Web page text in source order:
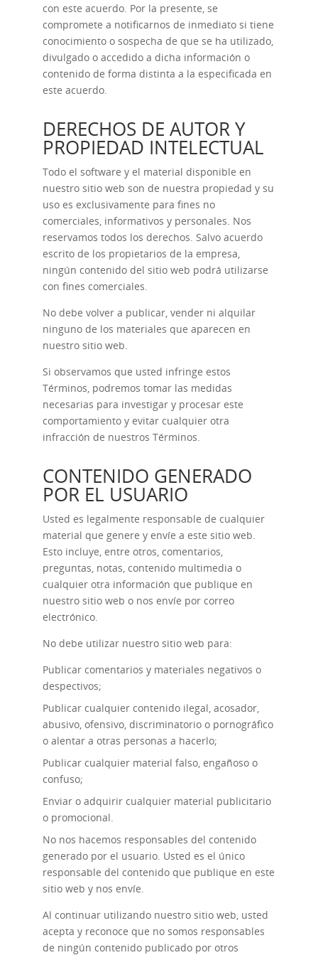
con este acuerdo. Por la presente, se
compromete a notificarnos de inmediato si tiene
conocimiento o sospecha de que se ha utilizado,
divulgado o accedido a dicha información o
contenido de forma distinta a la especificada en
este acuerdo.
DERECHOS DE AUTOR Y
PROPIEDAD INTELECTUAL
Todo el software y el material disponible en
nuestro sitio web son de nuestra propiedad y su
uso es exclusivamente para fines no
comerciales, informativos y personales. Nos
reservamos todos los derechos. Salvo acuerdo
escrito de los propietarios de la empresa,
ningún contenido del sitio web podrá utilizarse
con fines comerciales.
No debe volver a publicar, vender ni alquilar
ninguno de los materiales que aparecen en
nuestro sitio web.
Si observamos que usted infringe estos
Términos, podremos tomar las medidas
necesarias para investigar y procesar este
comportamiento y evitar cualquier otra
infracción de nuestros Términos.
CONTENIDO GENERADO
POR EL USUARIO
Usted es legalmente responsable de cualquier
material que genere y envíe a este sitio web.
Esto incluye, entre otros, comentarios,
preguntas, notas, contenido multimedia o
cualquier otra información que publique en
nuestro sitio web o nos envíe por correo
electrónico.
No debe utilizar nuestro sitio web para:
Publicar comentarios y materiales negativos o
despectivos;
Publicar cualquier contenido ilegal, acosador,
abusivo, ofensivo, discriminatorio o pornográfico
o alentar a otras personas a hacerlo;
Publicar cualquier material falso, engañoso o
confuso;
Enviar o adquirir cualquier material publicitario
o promocional.
No nos hacemos responsables del contenido
generado por el usuario. Usted es el único
responsable del contenido que publique en este
sitio web y nos envíe.
Al continuar utilizando nuestro sitio web, usted
acepta y reconoce que no somos responsables
de ningún contenido publicado por otros